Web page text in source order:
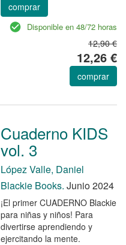
comprar
Disponible en 48/72 horas
12,90 €
12,26 €
comprar
Cuaderno KIDS
vol. 3
López Valle, Daniel
Blackie Books. Junio 2024
¡El primer CUADERNO Blackie
para niñas y niños! Para
divertirse aprendiendo y
ejercitando la mente.